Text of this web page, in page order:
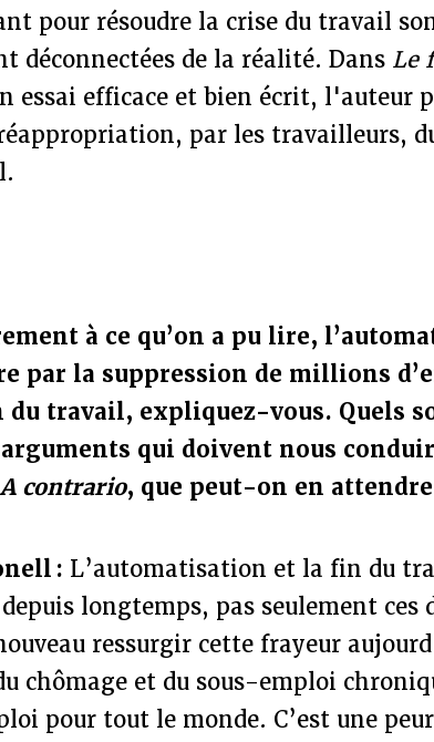
pour résoudre la crise du travail
déconnectées de la réalité. Dans Le
essai efficace et bien écrit, l'auteur
par les travailleurs,
à ce qu’on a pu lire,
par la suppression de millions
travail, expliquez-vous. Quels
qui doivent nous
A contrario, que peut-on en attendre
: L’automatisation et la fin du
longtemps, pas seulement ces
ressurgir cette frayeur
chômage et du sous-emploi
pour tout le monde. C’est une peur